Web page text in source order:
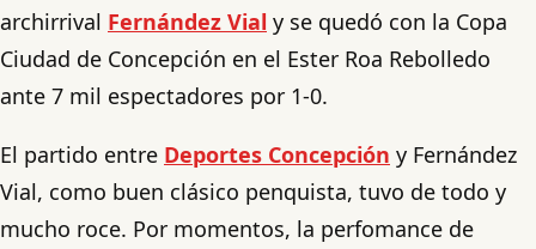
archirrival Fernández Vial y se quedó con la Copa
Ciudad de Concepción en el Ester Roa Rebolledo
ante 7 mil espectadores por 1-0.
El partido entre Deportes Concepción y Fernández
Vial, como buen clásico penquista, tuvo de todo y
mucho roce. Por momentos, la perfomance de